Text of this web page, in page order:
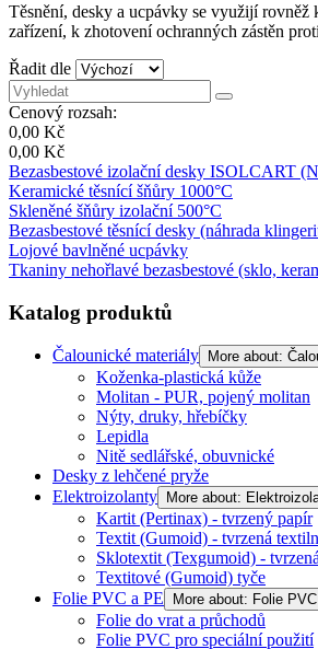
Těsnění, desky a ucpávky se využijí
zařízení, k zhotovení ochranných zástěn
Řadit dle
Cenový rozsah:
0,00 Kč
0,00 Kč
Bezasbestové izolační desky ISOLCART
Keramické těsnící šňůry 1000°C
Skleněné šňůry izolační 500°C
Bezasbestové těsnící desky (náhrada
Lojové bavlněné ucpávky
Tkaniny nehořlavé bezasbestové (sklo,
Katalog produktů
Čalounické materiály More about:
Koženka-plastická kůže
Molitan - PUR, pojený molitan
Nýty, druky, hřebíčky
Lepidla
Nitě sedlářské, obuvnické
Desky z lehčené pryže
Elektroizolanty
More about:
Kartit (Pertinax) - tvrzený papír
Textit (Gumoid) - tvrzená
Sklotextit (Texgumoid) -
Textitové (Gumoid) tyče
Folie PVC a PE
More about: Folie
Folie do vrat a průchodů
Folie PVC pro speciální použití